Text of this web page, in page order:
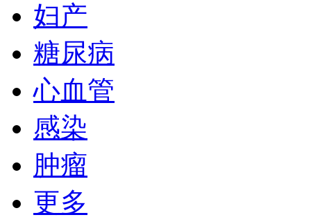
妇产
糖尿病
心血管
感染
肿瘤
更多